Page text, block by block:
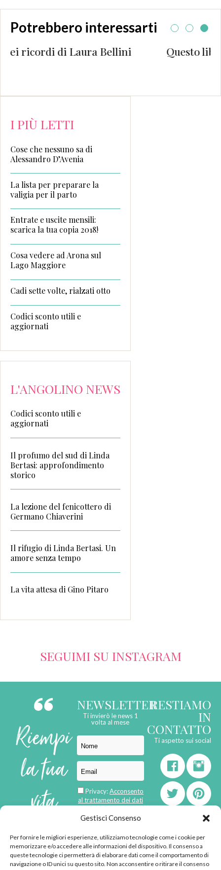
Gestisci Consenso
Per fornire le migliori esperienze, utilizziamo tecnologie come i cookie per
memorizzare e/o accedere alle informazioni del dispositivo. Il consenso a
queste tecnologie ci permetterà di elaborare dati come il comportamento di
navigazione o ID unici su questo sito. Non acconsentire o ritirare il consenso
Potrebbero interessarti
Bellini Questo libro ti ama di
I PIÙ LETTI
Cose che nessuno sa di
Alessandro D’Avenia
La lista per preparare la
valigia per il parto
Entrate e uscite mensili:
scarica la tua copia 2018!
Cosa vedere ad Arona sul
Lago Maggiore
Cadi sette volte, rialzati otto
Codici sconto utili e
aggiornati
L'ANGOLINO NEWS
Codici sconto utili e
aggiornati
Il profumo del sud di Linda
Bertasi: approfondimento
storico
La lezione del fenicottero di
Germano Chiaverini
Il rifugio di Linda Bertasi. Un
amore senza tempo
La vita attesa di Gino Pitaro
SEGUIMI SU INSTAGRAM
Riempi
la tua
vita
di
NEWSLETTER
Ti invierò le news 1
volta al mese
Privacy:Acconsento
al trattamento dei dati
RESTIAMO
IN
CONTATTO
Ti aspetto sui social
born inMaMaStudiOs